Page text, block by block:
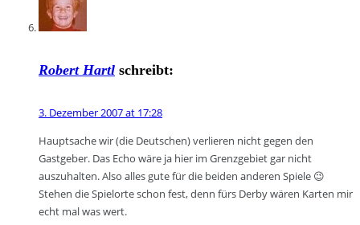
Robert Hartl schreibt:
3. Dezember 2007 at 17:28
Hauptsache wir (die Deutschen) verlieren nicht gegen den
Gastgeber. Das Echo wäre ja hier im Grenzgebiet gar nicht
auszuhalten. Also alles gute für die beiden anderen Spiele 😉
Stehen die Spielorte schon fest, denn fürs Derby wären Karten mir
echt mal was wert.